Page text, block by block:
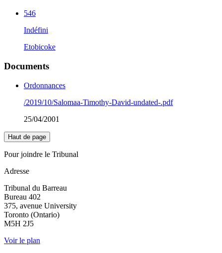
546
Indéfini
Etobicoke
Documents
Ordonnances
/2019/10/Salomaa-Timothy-David-undated-.pdf
25/04/2001
Haut de page
Pour joindre le Tribunal
Adresse
Tribunal du Barreau
Bureau 402
375, avenue University
Toronto (Ontario)
M5H 2J5
Voir le plan